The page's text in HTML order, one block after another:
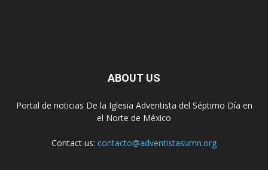
ABOUT US
Portal de noticias De la Iglesia Adventista del Séptimo Día en
el Norte de México
Contact us: contacto@adventistasumn.org